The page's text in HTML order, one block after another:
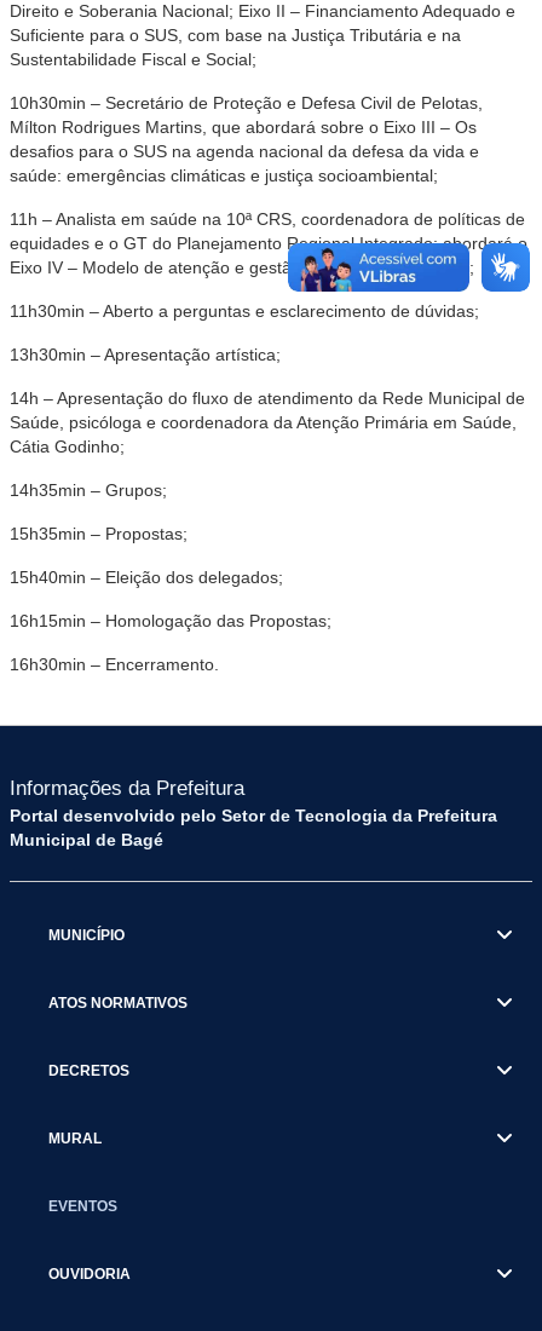
Direito e Soberania Nacional; Eixo II – Financiamento Adequado e
Suficiente para o SUS, com base na Justiça Tributária e na
Sustentabilidade Fiscal e Social;
10h30min – Secretário de Proteção e Defesa Civil de Pelotas,
Mílton Rodrigues Martins, que abordará sobre o Eixo III – Os
desafios para o SUS na agenda nacional da defesa da vida e
saúde: emergências climáticas e justiça socioambiental;
11h – Analista em saúde na 10ª CRS, coordenadora de políticas de
equidades e o GT do Planejamento Regional Integrado; abordará o
Eixo IV – Modelo de atenção e gestão, territórios integrados;
11h30min – Aberto a perguntas e esclarecimento de dúvidas;
13h30min – Apresentação artística;
14h – Apresentação do fluxo de atendimento da Rede Municipal de
Saúde, psicóloga e coordenadora da Atenção Primária em Saúde,
Cátia Godinho;
14h35min – Grupos;
15h35min – Propostas;
15h40min – Eleição dos delegados;
16h15min – Homologação das Propostas;
16h30min – Encerramento.
Informações da Prefeitura
Portal desenvolvido pelo Setor de Tecnologia da Prefeitura
Municipal de Bagé
MUNICÍPIO
ATOS NORMATIVOS
DECRETOS
MURAL
EVENTOS
OUVIDORIA